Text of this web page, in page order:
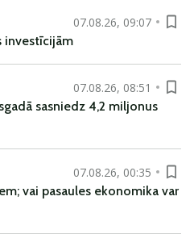
07.08.26, 09:07
investīcijām
07.08.26, 08:51
sasniedz 4,2 miljonus
07.08.26, 00:35
vai pasaules ekonomika var